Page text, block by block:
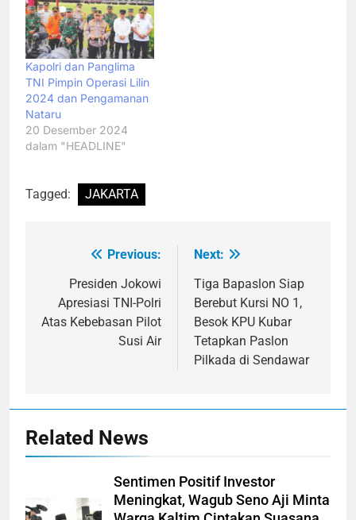
Kapolri dan Panglima
TNI Pimpin Operasi Lilin
2024 dan Pengamanan
Nataru
20 Desember 2024
dalam "HEADLINE"
Tagged: JAKARTA
Navigasi
pos
Previous:
Presiden Jokowi
Apresiasi TNI-Polri
Atas Kebebasan Pilot
Susi Air
Next:
Tiga Bapaslon Siap
Berebut Kursi NO 1,
Besok KPU Kubar
Tetapkan Paslon
Pilkada di Sendawar
Related News
Sentimen Positif Investor
Meningkat, Wagub Seno Aji Minta